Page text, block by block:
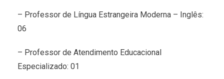
– Professor de Língua Estrangeira Moderna – Inglês:
06
– Professor de Atendimento Educacional
Especializado: 01